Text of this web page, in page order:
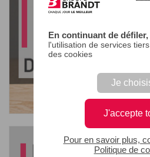
En continuant de défiler,
l'utilisation de services
des cookies
Je
J'accepte
Pour en savoir plus,
Politique de